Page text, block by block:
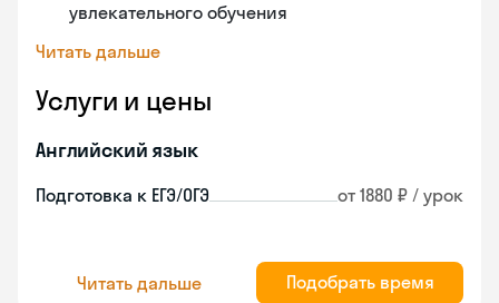
увлекательного обучения
Читать дальше
Услуги и цены
Английский язык
Подготовка к ЕГЭ/ОГЭ от 1880 ₽ / урок
Читать дальше Подобрать время